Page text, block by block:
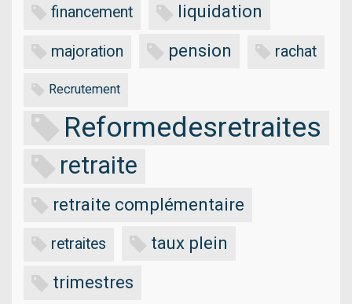
financement liquidation
majoration pension rachat
Recrutement
Reformedesretraites
retraite
retraite complémentaire
retraites
taux plein
trimestres